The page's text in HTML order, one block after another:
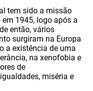
tem sido a missão
1945, logo após a
então, vários
surgiram na Europa
a existência de uma
na xenofobia e
de
miséria e